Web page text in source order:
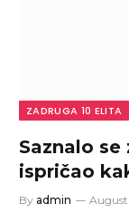
ZADRUGA 10 ELITA
Saznalo
ispričao
By admin August